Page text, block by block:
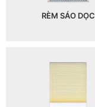
RÈM SÁO DỌC